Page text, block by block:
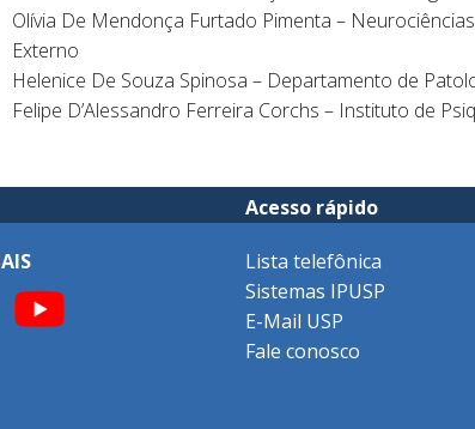
Olívia De Mendonça Furtado Pimenta –
Externo
Helenice De Souza Spinosa – Departamento de
Felipe D’Alessandro Ferreira Corchs – Instituto de
Acesso rápido
Lista telefônica
Sistemas IPUSP
E-Mail USP
Fale conosco